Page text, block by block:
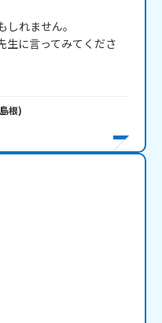
れません。
生に言ってみてくださ
島根)